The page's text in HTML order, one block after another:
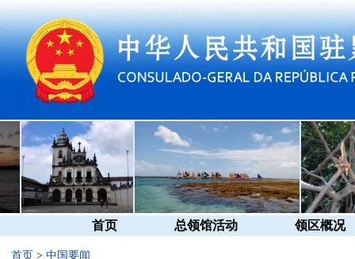
首页 总领馆活动 领区概况
首页 > 中国要闻